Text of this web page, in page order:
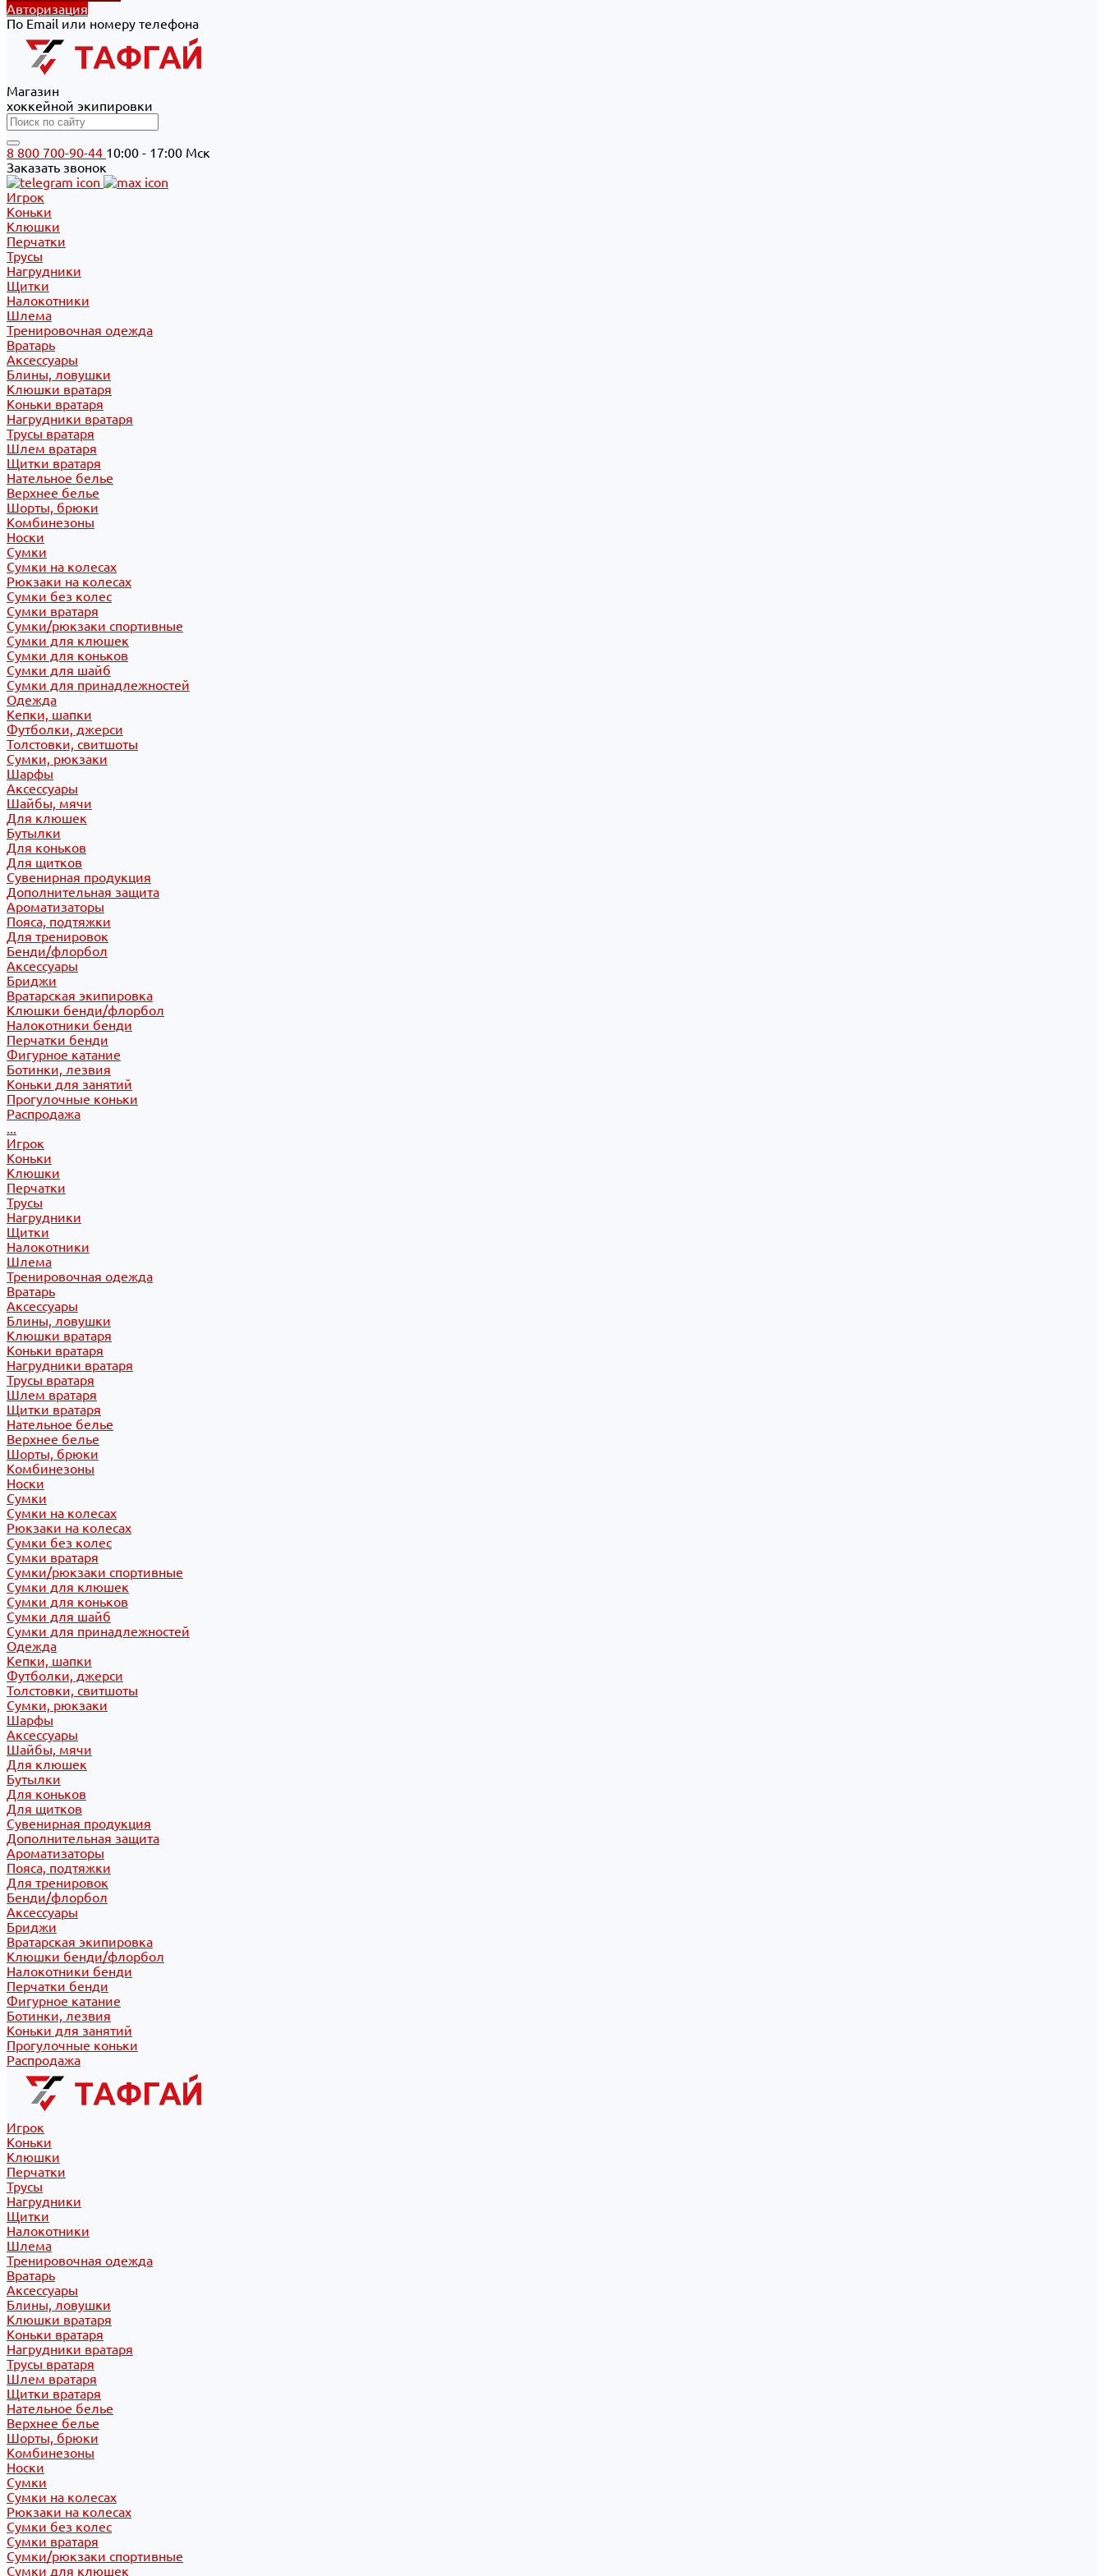
Авторизация
По Email или номеру телефона
Магазин
хоккейной экипировки
8 800 700-90-44 10:00 - 17:00 Мск
Заказать звонок
Игрок
Коньки
Клюшки
Перчатки
Трусы
Нагрудники
Щитки
Налокотники
Шлема
Тренировочная одежда
Вратарь
Аксессуары
Блины, ловушки
Клюшки вратаря
Коньки вратаря
Нагрудники вратаря
Трусы вратаря
Шлем вратаря
Щитки вратаря
Нательное белье
Верхнее белье
Шорты, брюки
Комбинезоны
Носки
Сумки
Сумки на колесах
Рюкзаки на колесах
Сумки без колес
Сумки вратаря
Сумки/рюкзаки спортивные
Сумки для клюшек
Сумки для коньков
Сумки для шайб
Сумки для принадлежностей
Одежда
Кепки, шапки
Футболки, джерси
Толстовки, свитшоты
Сумки, рюкзаки
Шарфы
Аксессуары
Шайбы, мячи
Для клюшек
Бутылки
Для коньков
Для щитков
Сувенирная продукция
Дополнительная защита
Ароматизаторы
Пояса, подтяжки
Для тренировок
Бенди/флорбол
Аксессуары
Бриджи
Вратарская экипировка
Клюшки бенди/флорбол
Налокотники бенди
Перчатки бенди
Фигурное катание
Ботинки, лезвия
Коньки для занятий
Прогулочные коньки
Распродажа
...
Игрок
Коньки
Клюшки
Перчатки
Трусы
Нагрудники
Щитки
Налокотники
Шлема
Тренировочная одежда
Вратарь
Аксессуары
Блины, ловушки
Клюшки вратаря
Коньки вратаря
Нагрудники вратаря
Трусы вратаря
Шлем вратаря
Щитки вратаря
Нательное белье
Верхнее белье
Шорты, брюки
Комбинезоны
Носки
Сумки
Сумки на колесах
Рюкзаки на колесах
Сумки без колес
Сумки вратаря
Сумки/рюкзаки спортивные
Сумки для клюшек
Сумки для коньков
Сумки для шайб
Сумки для принадлежностей
Одежда
Кепки, шапки
Футболки, джерси
Толстовки, свитшоты
Сумки, рюкзаки
Шарфы
Аксессуары
Шайбы, мячи
Для клюшек
Бутылки
Для коньков
Для щитков
Сувенирная продукция
Дополнительная защита
Ароматизаторы
Пояса, подтяжки
Для тренировок
Бенди/флорбол
Аксессуары
Бриджи
Вратарская экипировка
Клюшки бенди/флорбол
Налокотники бенди
Перчатки бенди
Фигурное катание
Ботинки, лезвия
Коньки для занятий
Прогулочные коньки
Распродажа
Игрок
Коньки
Клюшки
Перчатки
Трусы
Нагрудники
Щитки
Налокотники
Шлема
Тренировочная одежда
Вратарь
Аксессуары
Блины, ловушки
Клюшки вратаря
Коньки вратаря
Нагрудники вратаря
Трусы вратаря
Шлем вратаря
Щитки вратаря
Нательное белье
Верхнее белье
Шорты, брюки
Комбинезоны
Носки
Сумки
Сумки на колесах
Рюкзаки на колесах
Сумки без колес
Сумки вратаря
Сумки/рюкзаки спортивные
Сумки для клюшек